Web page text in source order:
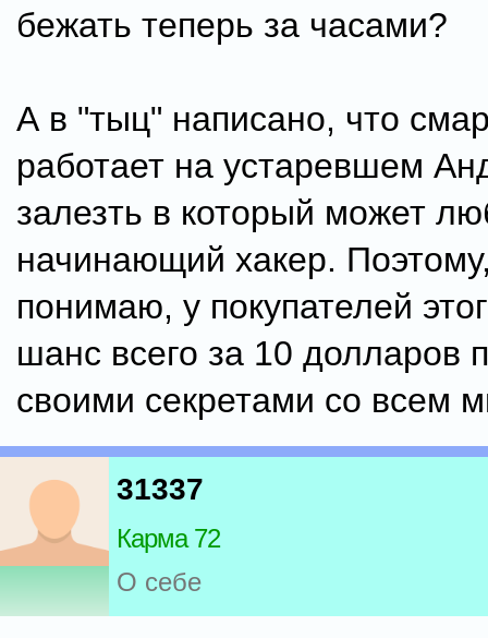
бежать теперь за часами?
А в "тыц" написано, что
работает на устаревшем
залезть в который может
начинающий хакер.
понимаю, у покупателей
шанс всего за 10 долларов
своими секретами со всем
31337
Карма 72
О себе